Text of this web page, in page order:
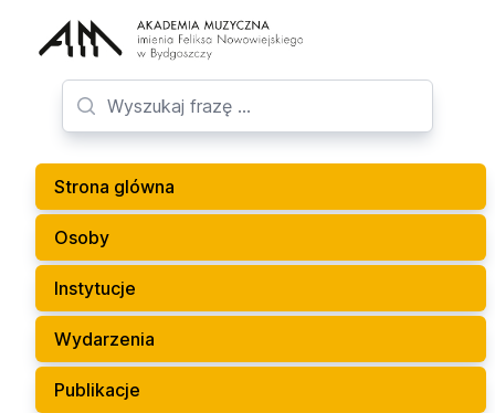
Strona glówna
Osoby
Instytucje
Wydarzenia
Publikacje